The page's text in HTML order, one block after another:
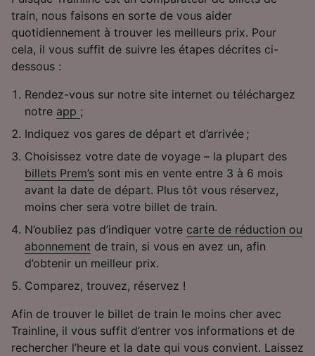
train, nous faisons en sorte de vous aider
quotidiennement à trouver les meilleurs prix. Pour
cela, il vous suffit de suivre les étapes décrites ci-
dessous :
Rendez-vous sur notre site internet ou téléchargez
notre app ;
Indiquez vos gares de départ et d’arrivée ;
Choisissez votre date de voyage – la plupart des
billets Prem’s sont mis en vente entre 3 à 6 mois
avant la date de départ. Plus tôt vous réservez,
moins cher sera votre billet de train.
N’oubliez pas d’indiquer votre carte de réduction ou
abonnement de train, si vous en avez un, afin
d’obtenir un meilleur prix.
Comparez, trouvez, réservez !
Afin de trouver le billet de train le moins cher avec
Trainline, il vous suffit d’entrer vos informations et de
rechercher l’heure et la date qui vous convient. Laissez